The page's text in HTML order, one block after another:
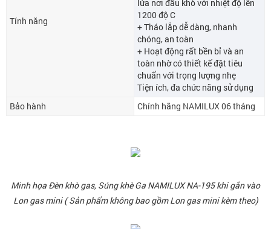
Tính năng
lửa nơi đầu khò với nhiệt độ lến
1200 độ C
+ Tháo lắp dễ dàng, nhanh
chóng, an toàn
+ Hoạt động rất bền bỉ và an
toàn nhờ có thiết kế đặt tiêu
chuẩn với trọng lượng nhẹ
Tiện ích, đa chức năng sử dụng
Bảo hành
Chính hãng NAMILUX 06 tháng
Minh họa Đèn khò gas, Súng khè Ga NAMILUX NA-195 khi gắn vào
Lon gas mini ( Sản phẩm không bao gồm Lon gas mini kèm theo)